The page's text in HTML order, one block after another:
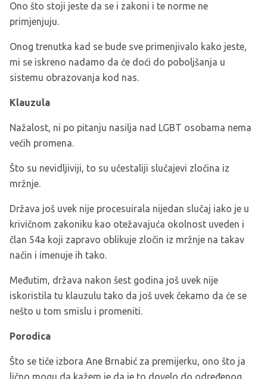
Ono što stoji jeste da se i zakoni i te norme ne
primjenjuju.
Onog trenutka kad se bude sve primenjivalo kako jeste,
mi se iskreno nadamo da će doći do poboljšanja u
sistemu obrazovanja kod nas.
Klauzula
Nažalost, ni po pitanju nasilja nad LGBT osobama nema
većih promena.
Što su nevidljiviji, to su učestaliji slučajevi zločina iz
mržnje.
Država još uvek nije procesuirala nijedan slučaj iako je u
krivičnom zakoniku kao otežavajuća okolnost uveden i
član 54a koji zapravo oblikuje zločin iz mržnje na takav
način i imenuje ih tako.
Međutim, država nakon šest godina još uvek nije
iskoristila tu klauzulu tako da još uvek čekamo da će se
nešto u tom smislu i promeniti.
Porodica
Što se tiče izbora Ane Brnabić za premijerku, ono što ja
lično mogu da kažem je da je to dovelo do određenog